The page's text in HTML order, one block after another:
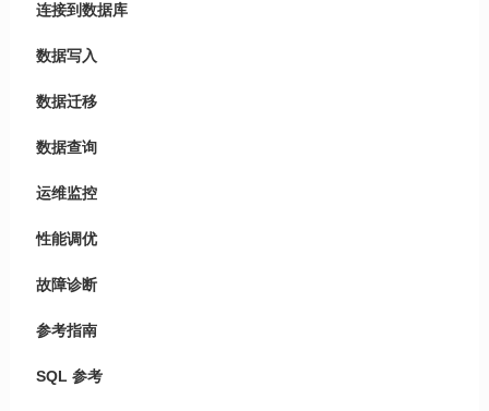
连接到数据库
数据写入
数据迁移
数据查询
运维监控
性能调优
故障诊断
参考指南
SQL 参考